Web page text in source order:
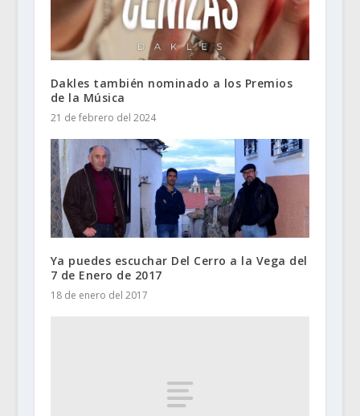
Dakles también nominado a los Premios
de la Música
21 de febrero del 2024
Ya puedes escuchar Del Cerro a la Vega del
7 de Enero de 2017
18 de enero del 2017